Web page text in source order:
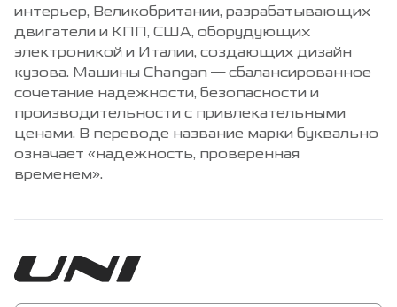
интерьер, Великобритании, разрабатывающих
двигатели и КПП, США, оборудующих
электроникой и Италии, создающих дизайн
кузова. Машины Changan — сбалансированное
сочетание надежности, безопасности и
производительности с привлекательными
ценами. В переводе название марки буквально
означает «надежность, проверенная
временем».